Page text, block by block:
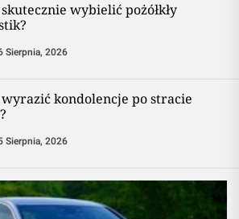
skutecznie wybielić pożółkły
Sierpnia, 2026
wyrazić kondolencje po stracie
Sierpnia, 2026